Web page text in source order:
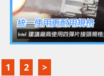
1 2 >